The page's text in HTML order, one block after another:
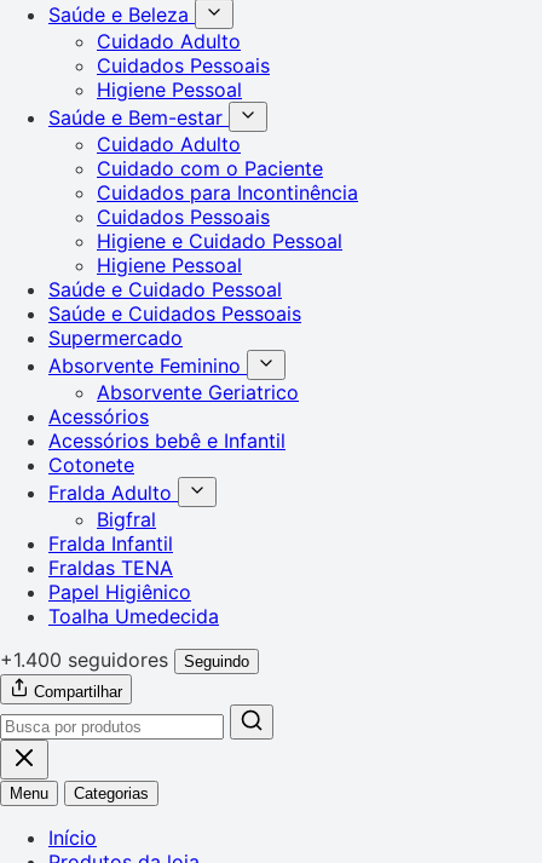
Saúde e Beleza
Cuidado Adulto
Cuidados Pessoais
Higiene Pessoal
Saúde e Bem-estar
Cuidado Adulto
Cuidado com o Paciente
Cuidados para Incontinência
Cuidados Pessoais
Higiene e Cuidado Pessoal
Higiene Pessoal
Saúde e Cuidado Pessoal
Saúde e Cuidados Pessoais
Supermercado
Absorvente Feminino
Absorvente Geriatrico
Acessórios
Acessórios bebê e Infantil
Cotonete
Fralda Adulto
Bigfral
Fralda Infantil
Fraldas TENA
Papel Higiênico
Toalha Umedecida
+1.400 seguidores
Seguindo
Compartilhar
Menu Categorias
Início